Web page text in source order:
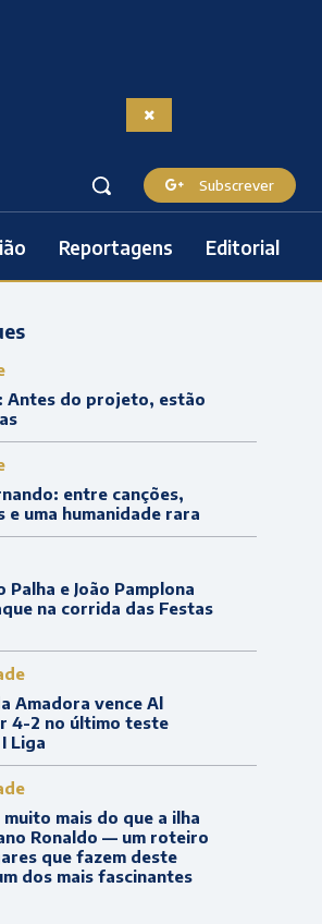
Subscrever
Reportagens Editorial
Antes do projeto, estão
entre canções,
e uma humanidade rara
Palha e João Pamplona
na corrida das Festas
Amadora vence Al
4-2 no último teste
Liga
mais do que a ilha
Ronaldo — um roteiro
que fazem deste
dos mais fascinantes